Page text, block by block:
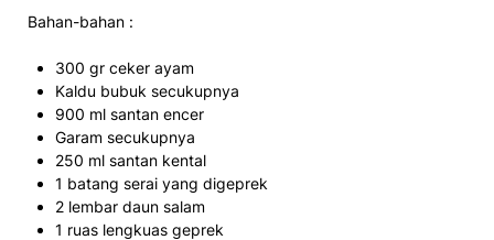
Bahan-bahan :
300 gr ceker ayam
Kaldu bubuk secukupnya
900 ml santan encer
Garam secukupnya
250 ml santan kental
1 batang serai yang digeprek
2 lembar daun salam
1 ruas lengkuas geprek